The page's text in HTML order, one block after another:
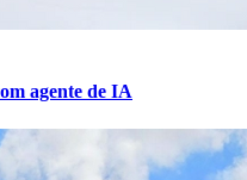
agente de IA